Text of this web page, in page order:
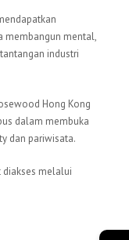
membangun mental,
industri
Hong Kong
dalam membuka
dan pariwisata.
diakses melalui